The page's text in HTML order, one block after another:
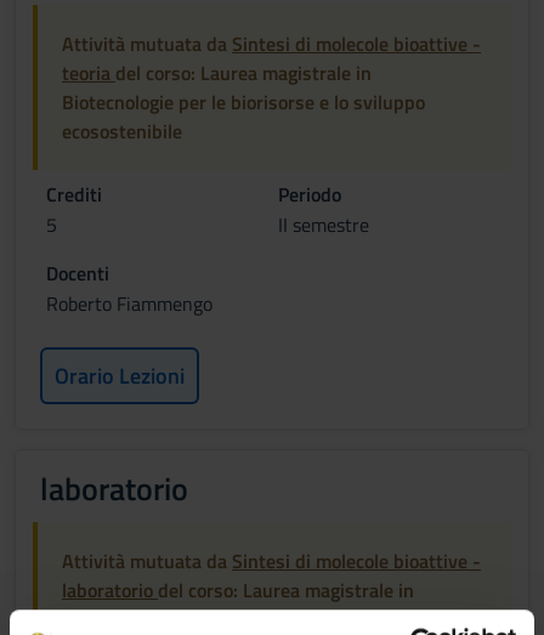
Attività mutuata da Sintesi di molecole bioattive -
teoria del corso: Laurea magistrale in
Biotecnologie per le biorisorse e lo sviluppo
ecosostenibile
Crediti
5
Periodo
II semestre
Docenti
Roberto Fiammengo
Orario Lezioni
laboratorio
Attività mutuata da Sintesi di molecole bioattive -
laboratorio del corso: Laurea magistrale in
Biotecnologie per le biorisorse e lo sviluppo